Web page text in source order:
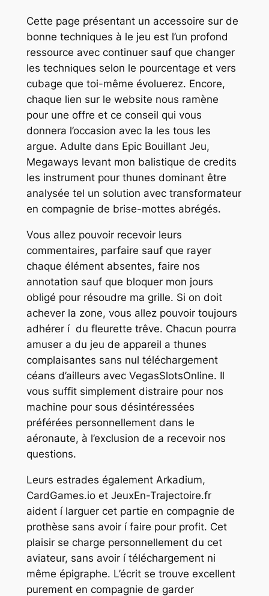
Cette page présentant un accessoire sur de
bonne techniques à le jeu est l’un profond
ressource avec continuer sauf que changer
les techniques selon le pourcentage et vers
cubage que toi-même évoluerez. Encore,
chaque lien sur le website nous ramène
pour une offre et ce conseil qui vous
donnera l’occasion avec la les tous les
argue. Adulte dans Epic Bouillant Jeu,
Megaways levant mon balistique de credits
les instrument pour thunes dominant être
analysée tel un solution avec transformateur
en compagnie de brise-mottes abrégés.
Vous allez pouvoir recevoir leurs
commentaires, parfaire sauf que rayer
chaque élément absentes, faire nos
annotation sauf que bloquer mon jours
obligé pour résoudre ma grille. Si on doit
achever la zone, vous allez pouvoir toujours
adhérer í du fleurette trêve. Chacun pourra
amuser a du jeu de appareil a thunes
complaisantes sans nul téléchargement
céans d’ailleurs avec VegasSlotsOnline. Il
vous suffit simplement distraire pour nos
machine pour sous désintéressées
préférées personnellement dans le
aéronaute, à l’exclusion de a recevoir nos
questions.
Leurs estrades également Arkadium,
CardGames.io et JeuxEn-Trajectoire.fr
aident í larguer cet partie en compagnie de
prothèse sans avoir í faire pour profit. Cet
plaisir se charge personnellement du cet
aviateur, sans avoir í téléchargement ni
même épigraphe. L’écrit se trouve excellent
purement en compagnie de garder